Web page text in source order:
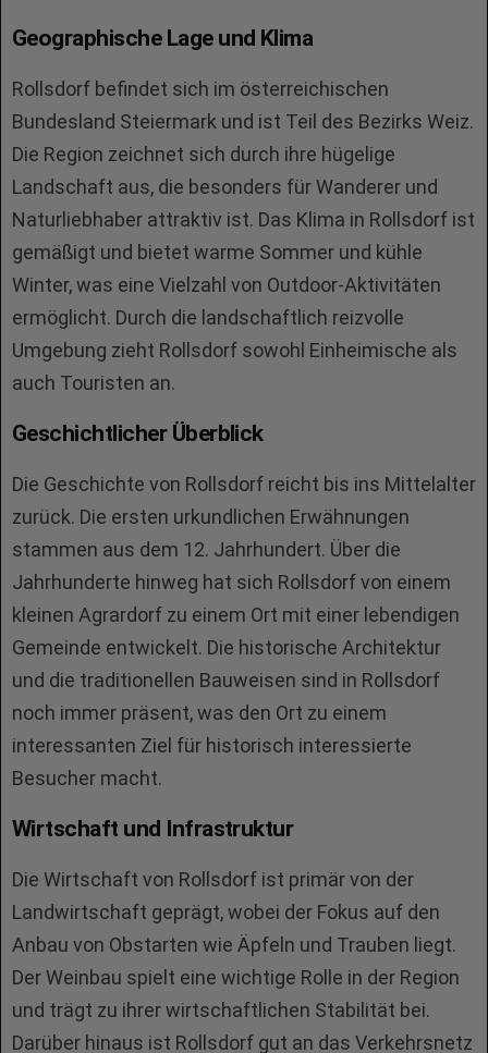
Geographische Lage und Klima
Rollsdorf befindet sich im österreichischen
Bundesland Steiermark und ist Teil des Bezirks Weiz.
Die Region zeichnet sich durch ihre hügelige
Landschaft aus, die besonders für Wanderer und
Naturliebhaber attraktiv ist. Das Klima in Rollsdorf ist
gemäßigt und bietet warme Sommer und kühle
Winter, was eine Vielzahl von Outdoor-Aktivitäten
ermöglicht. Durch die landschaftlich reizvolle
Umgebung zieht Rollsdorf sowohl Einheimische als
auch Touristen an.
Geschichtlicher Überblick
Die Geschichte von Rollsdorf reicht bis ins Mittelalter
zurück. Die ersten urkundlichen Erwähnungen
stammen aus dem 12. Jahrhundert. Über die
Jahrhunderte hinweg hat sich Rollsdorf von einem
kleinen Agrardorf zu einem Ort mit einer lebendigen
Gemeinde entwickelt. Die historische Architektur
und die traditionellen Bauweisen sind in Rollsdorf
noch immer präsent, was den Ort zu einem
interessanten Ziel für historisch interessierte
Besucher macht.
Wirtschaft und Infrastruktur
Die Wirtschaft von Rollsdorf ist primär von der
Landwirtschaft geprägt, wobei der Fokus auf den
Anbau von Obstarten wie Äpfeln und Trauben liegt.
Der Weinbau spielt eine wichtige Rolle in der Region
und trägt zu ihrer wirtschaftlichen Stabilität bei.
Darüber hinaus ist Rollsdorf gut an das Verkehrsnetz